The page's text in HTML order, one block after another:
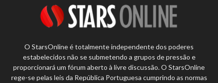
O StarsOnline é totalmente independente dos poderes
estabelecidos não se submetendo a grupos de pressão e
proporcionará um fórum aberto à livre discussão. O StarsOnline
rege-se pelas leis da República Portuguesa cumprindo as normas